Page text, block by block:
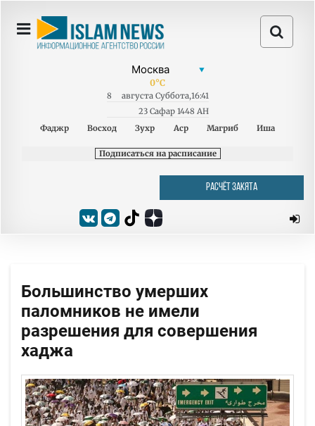
0°C
8 августа Суббота,16:41
23 Сафар 1448 AH
Фаджр
Восход Зухр Аср Магриб Иша
Подписаться на расписание
РАСЧЁТ ЗАКЯТА
Большинство умерших
паломников не имели
разрешения для совершения
хаджа